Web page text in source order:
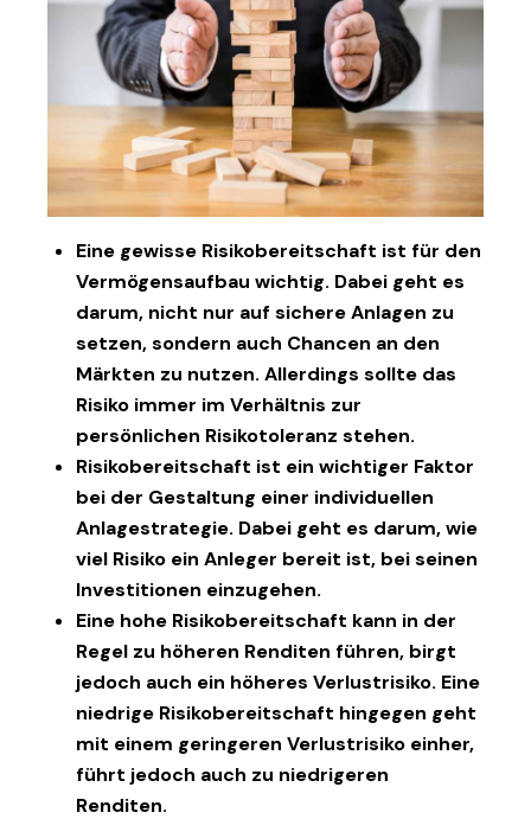
Eine gewisse Risikobereitschaft ist für den
Vermögensaufbau wichtig. Dabei geht es
darum, nicht nur auf sichere Anlagen zu
setzen, sondern auch Chancen an den
Märkten zu nutzen. Allerdings sollte das
Risiko immer im Verhältnis zur
persönlichen Risikotoleranz stehen.
Risikobereitschaft ist ein wichtiger Faktor
bei der Gestaltung einer individuellen
Anlagestrategie. Dabei geht es darum, wie
viel Risiko ein Anleger bereit ist, bei seinen
Investitionen einzugehen.
Eine hohe Risikobereitschaft kann in der
Regel zu höheren Renditen führen, birgt
jedoch auch ein höheres Verlustrisiko. Eine
niedrige Risikobereitschaft hingegen geht
mit einem geringeren Verlustrisiko einher,
führt jedoch auch zu niedrigeren
Renditen.